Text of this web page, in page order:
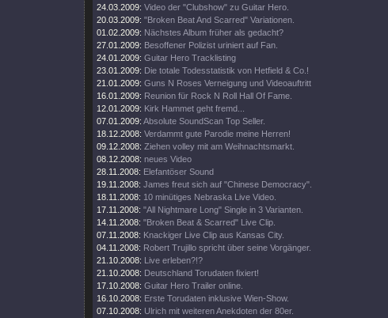
24.03.2009: Video der "Clubshow" zu Guitar Hero.
20.03.2009: "Broken Beat And Scarred" Variationen.
01.02.2009: Nächstes Album früher als gedacht?
27.01.2009: Besoffener Polizist uriniert auf Fan.
24.01.2009: Guitar Hero Tracklisting
23.01.2009: Die totale Todesstatistik von Hetfield & Co.!
21.01.2009: Guns N Roses Verneigung und Videoauftritt
16.01.2009: Reunion für Rock N Roll Hall Of Fame.
12.01.2009: Kirk Hammet geht fremd...
07.01.2009: Absolute SoundScan Top Seller.
18.12.2008: Verdammt gute Parodie meine Herren!
09.12.2008: Ziehen volley mit am Weihnachtsmarkt.
08.12.2008: neues Video
28.11.2008: Elefantöser Sound
19.11.2008: James freut sich auf "Chinese Democracy".
18.11.2008: 10 minütiges Nebraska Live Video.
17.11.2008: "All Nightmare Long" Single in 3 Varianten.
14.11.2008: "Broken Beat & Scarred" Live Clip.
07.11.2008: Knackiger Live Clip aus Kansas City.
04.11.2008: Robert Trujillo spricht über seine Vorgänger.
21.10.2008: Live erleben?!?
21.10.2008: Deutschland Torudaten fixiert!
17.10.2008: Guitar Hero Trailer online.
16.10.2008: Erste Torudaten inklusive Wien-Show.
07.10.2008: Ulrich mit weiteren Anekdoten der 80er.